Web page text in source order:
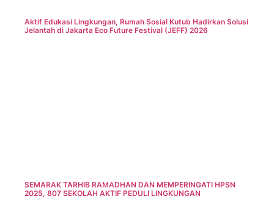
Aktif Edukasi Lingkungan, Rumah Sosial Kutub Hadirkan Solusi
Jelantah di Jakarta Eco Future Festival (JEFF) 2026
SEMARAK TARHIB RAMADHAN DAN MEMPERINGATI HPSN
2025, 807 SEKOLAH AKTIF PEDULI LINGKUNGAN